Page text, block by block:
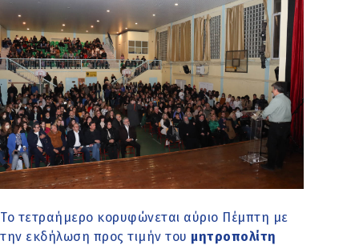
Το τετραήμερο κορυφώνεται αύριο Πέμπτη με
την εκδήλωση προς τιμήν του μητροπολίτη